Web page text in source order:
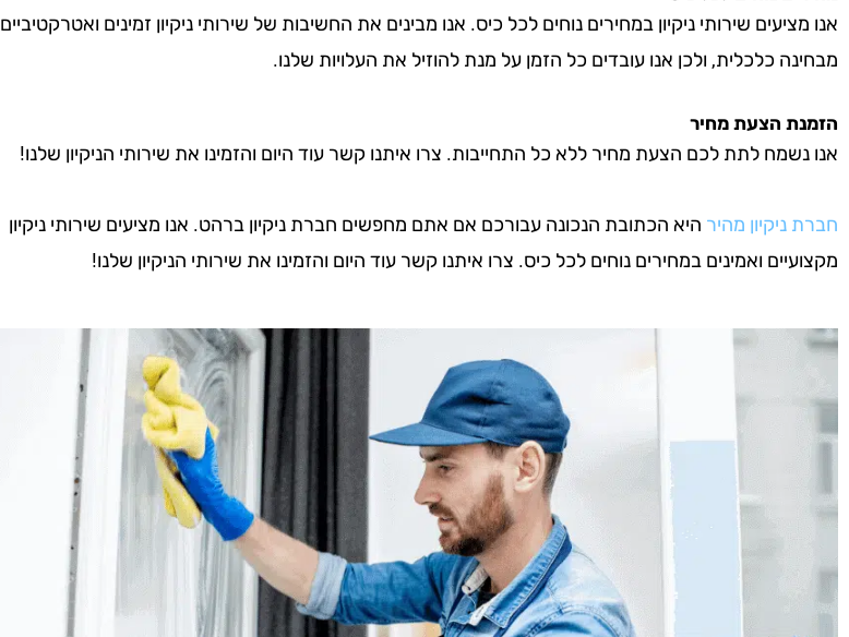
אנו מציעים שירותי ניקיון במחירים נוחים לכל כיס. אנו מבינים את החשיבות של שירותי ניקיון זמינים ואטרקטיביים
מבחינה כלכלית, ולכן אנו עובדים כל הזמן על מנת להוזיל את העלויות שלנו.
הזמנת הצעת מחיר
אנו נשמח לתת לכם הצעת מחיר ללא כל התחייבות. צרו איתנו קשר עוד היום והזמינו את שירותי הניקיון שלנו!
חברת ניקיון מהיר היא הכתובת הנכונה עבורכם אם אתם מחפשים חברת ניקיון ברהט. אנו מציעים שירותי ניקיון
מקצועיים ואמינים במחירים נוחים לכל כיס. צרו איתנו קשר עוד היום והזמינו את שירותי הניקיון שלנו!